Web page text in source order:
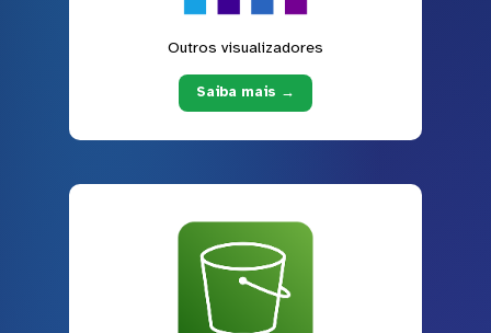
Outros visualizadores
Saiba mais →